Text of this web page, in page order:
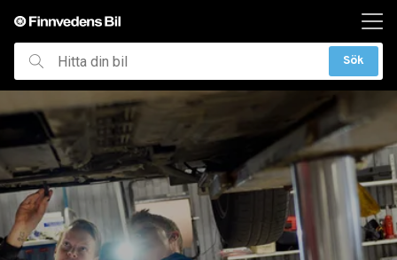
huvudinnehållet
Hitta
din
bil
Sök